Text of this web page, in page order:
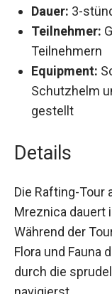
Dauer: 3-
Teilnehmer:
Teilnehmern
Equipment:
Schutzhelm
gestellt
Details
Die Rafting-Tour
Mreznica dauert
Während der
Flora und Fauna
durch die